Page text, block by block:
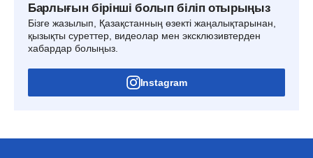
Барлығын бірінші болып біліп отырыңыз
Бізге жазылып, Қазақстанның өзекті жаңалықтарынан,
қызықты суреттер, видеолар мен эксклюзивтерден
хабардар болыңыз.
Instagram